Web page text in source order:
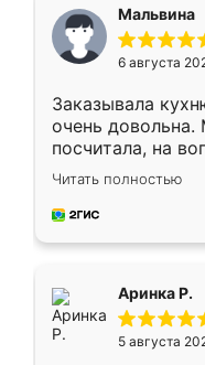
Мальвина
6 августа
Заказывала
очень
посчитала, на
Замерщик
делу со всей
за день, ребята
Читать полностью
Аринка Р.
5 августа